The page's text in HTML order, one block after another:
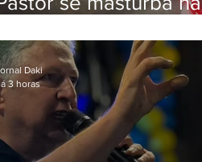
na Zona Oeste
Daki
3 horas